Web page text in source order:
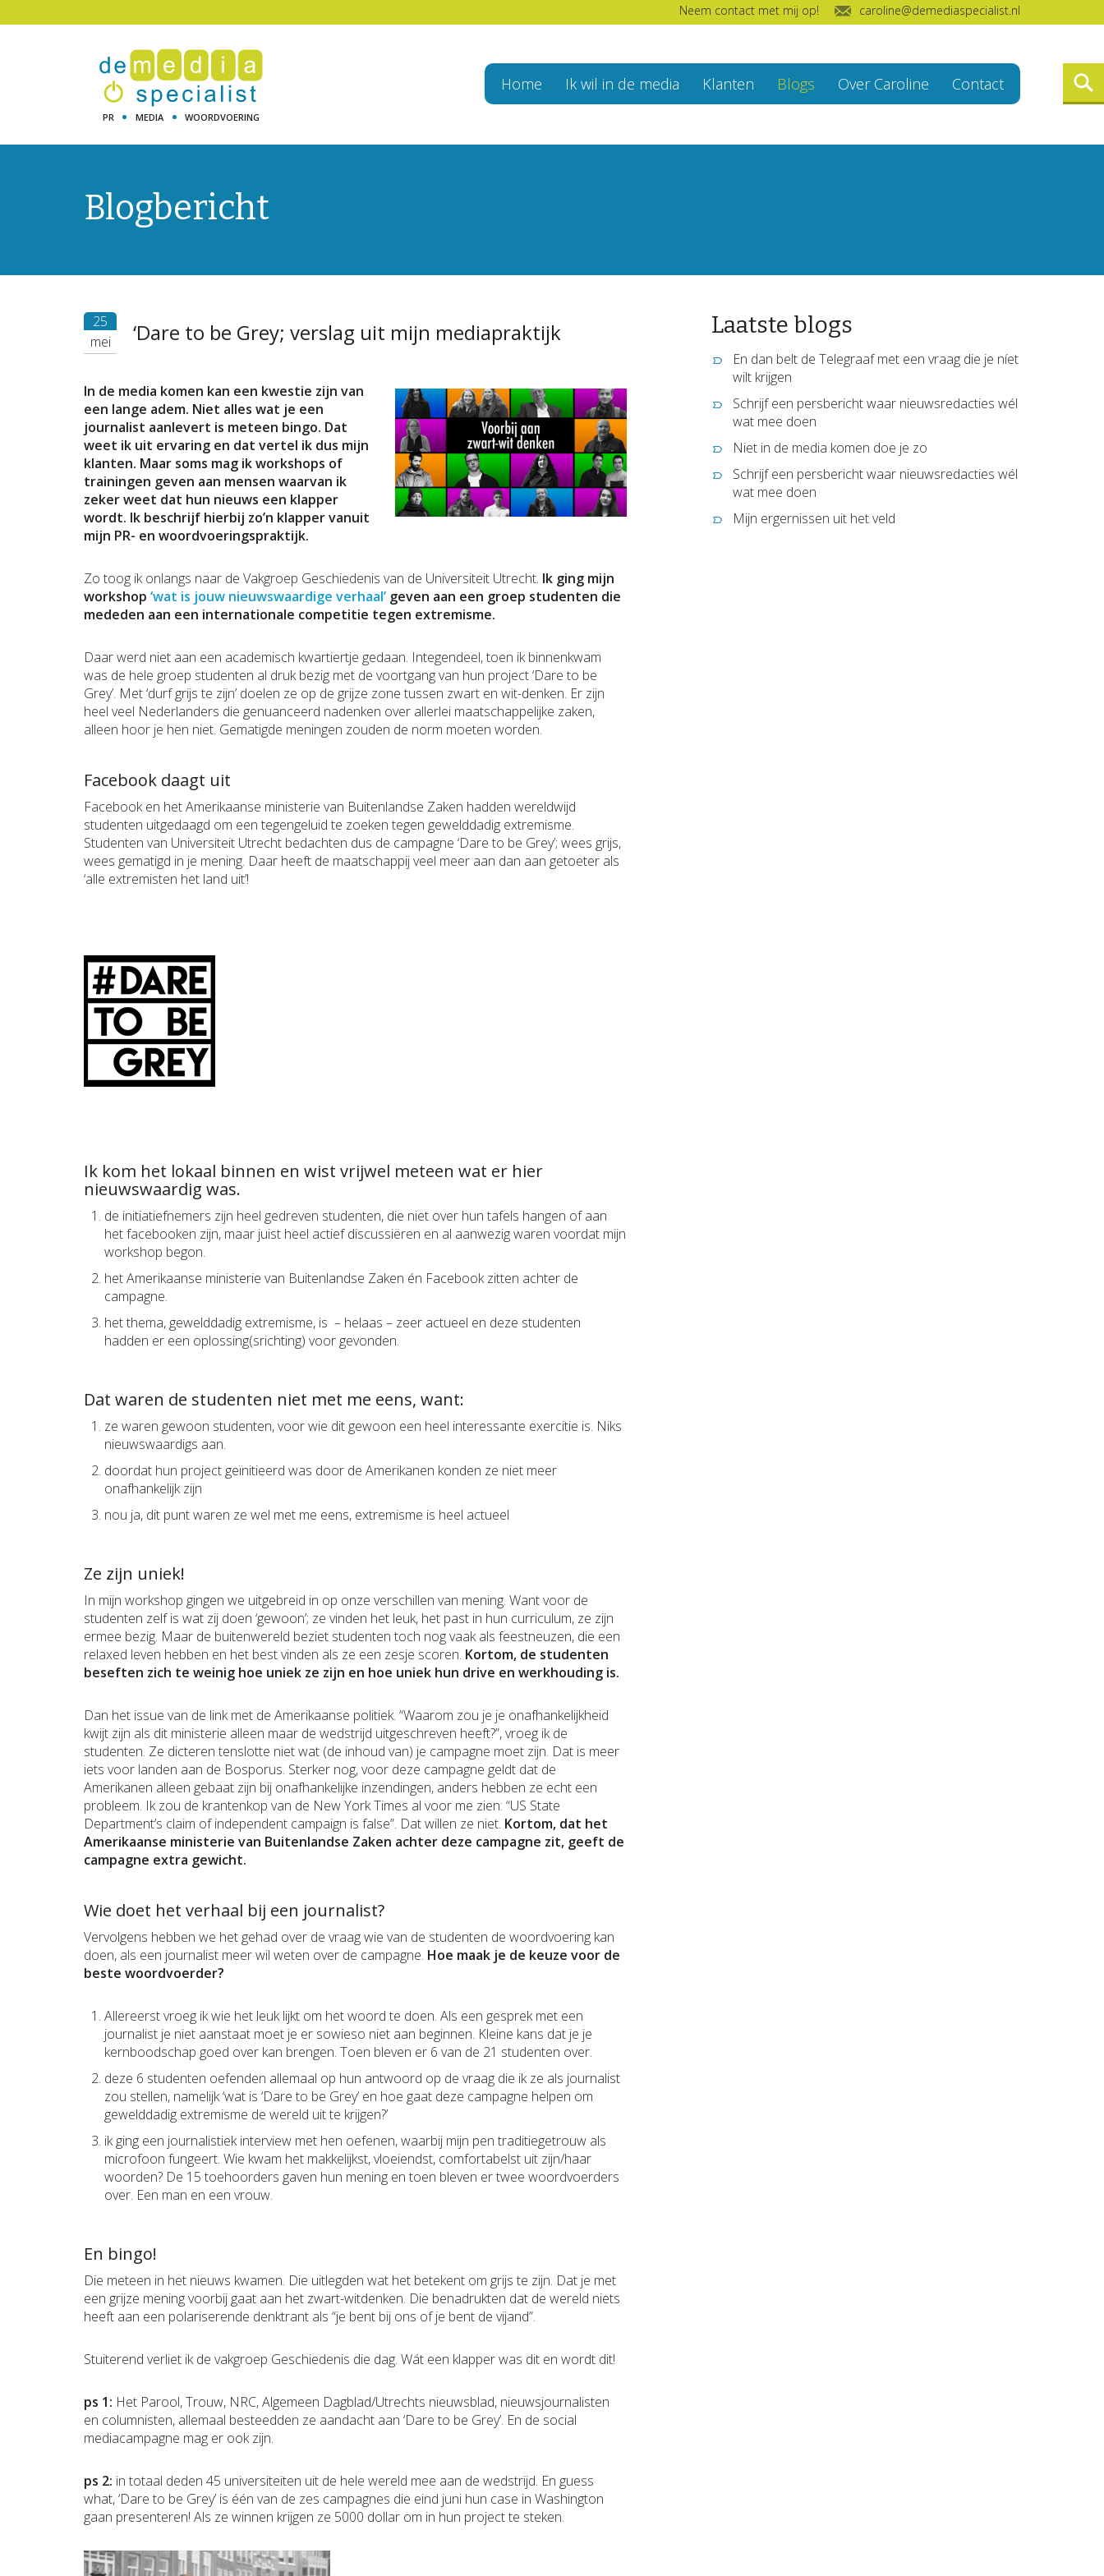
Neem contact met mij op! caroline@demediaspecialist.nl
PR MEDIA WOORDVOERING
Home Ik wil in de media Klanten Blogs Over Caroline Contact
Blogbericht
25
mei
‘Dare to be Grey; verslag uit mijn mediapraktijk
In de media komen kan een kwestie zijn van
een lange adem. Niet alles wat je een
journalist aanlevert is meteen bingo. Dat
weet ik uit ervaring en dat vertel ik dus mijn
klanten. Maar soms mag ik workshops of
trainingen geven aan mensen waarvan ik
zeker weet dat hun nieuws een klapper
wordt. Ik beschrijf hierbij zo’n klapper vanuit
mijn PR- en woordvoeringspraktijk.
Zo toog ik onlangs naar de Vakgroep Geschiedenis van de Universiteit Utrecht. Ik ging mijn
workshop ‘wat is jouw nieuwswaardige verhaal’ geven aan een groep studenten die
mededen aan een internationale competitie tegen extremisme.
Daar werd niet aan een academisch kwartiertje gedaan. Integendeel, toen ik binnenkwam
was de hele groep studenten al druk bezig met de voortgang van hun project ‘Dare to be
Grey’. Met ‘durf grijs te zijn’ doelen ze op de grijze zone tussen zwart en wit-denken. Er zijn
heel veel Nederlanders die genuanceerd nadenken over allerlei maatschappelijke zaken,
alleen hoor je hen niet. Gematigde meningen zouden de norm moeten worden.
Facebook daagt uit
Facebook en het Amerikaanse ministerie van Buitenlandse Zaken hadden wereldwijd
studenten uitgedaagd om een tegengeluid te zoeken tegen gewelddadig extremisme.
Studenten van Universiteit Utrecht bedachten dus de campagne ‘Dare to be Grey’; wees grijs,
wees gematigd in je mening. Daar heeft de maatschappij veel meer aan dan aan getoeter als
‘alle extremisten het land uit’!
Ik kom het lokaal binnen en wist vrijwel meteen wat er hier
nieuwswaardig was.
de initiatiefnemers zijn heel gedreven studenten, die niet over hun tafels hangen of aan
het facebooken zijn, maar juist heel actief discussiëren en al aanwezig waren voordat mijn
workshop begon.
het Amerikaanse ministerie van Buitenlandse Zaken én Facebook zitten achter de
campagne.
het thema, gewelddadig extremisme, is – helaas – zeer actueel en deze studenten
hadden er een oplossing(srichting) voor gevonden.
Dat waren de studenten niet met me eens, want:
ze waren gewoon studenten, voor wie dit gewoon een heel interessante exercitie is. Niks
nieuwswaardigs aan.
doordat hun project geïnitieerd was door de Amerikanen konden ze niet meer
onafhankelijk zijn
nou ja, dit punt waren ze wel met me eens, extremisme is heel actueel
Ze zijn uniek!
In mijn workshop gingen we uitgebreid in op onze verschillen van mening. Want voor de
studenten zelf is wat zij doen ‘gewoon’; ze vinden het leuk, het past in hun curriculum, ze zijn
ermee bezig. Maar de buitenwereld beziet studenten toch nog vaak als feestneuzen, die een
relaxed leven hebben en het best vinden als ze een zesje scoren. Kortom, de studenten
beseften zich te weinig hoe uniek ze zijn en hoe uniek hun drive en werkhouding is.
Dan het issue van de link met de Amerikaanse politiek. “Waarom zou je je onafhankelijkheid
kwijt zijn als dit ministerie alleen maar de wedstrijd uitgeschreven heeft?”, vroeg ik de
studenten. Ze dicteren tenslotte niet wat (de inhoud van) je campagne moet zijn. Dat is meer
iets voor landen aan de Bosporus. Sterker nog, voor deze campagne geldt dat de
Amerikanen alleen gebaat zijn bij onafhankelijke inzendingen, anders hebben ze echt een
probleem. Ik zou de krantenkop van de New York Times al voor me zien: “US State
Department’s claim of independent campaign is false”. Dat willen ze niet. Kortom, dat het
Amerikaanse ministerie van Buitenlandse Zaken achter deze campagne zit, geeft de
campagne extra gewicht.
Wie doet het verhaal bij een journalist?
Vervolgens hebben we het gehad over de vraag wie van de studenten de woordvoering kan
doen, als een journalist meer wil weten over de campagne. Hoe maak je de keuze voor de
beste woordvoerder?
Allereerst vroeg ik wie het leuk lijkt om het woord te doen. Als een gesprek met een
journalist je niet aanstaat moet je er sowieso niet aan beginnen. Kleine kans dat je je
kernboodschap goed over kan brengen. Toen bleven er 6 van de 21 studenten over.
deze 6 studenten oefenden allemaal op hun antwoord op de vraag die ik ze als journalist
zou stellen, namelijk ‘wat is ‘Dare to be Grey’ en hoe gaat deze campagne helpen om
gewelddadig extremisme de wereld uit te krijgen?’
ik ging een journalistiek interview met hen oefenen, waarbij mijn pen traditiegetrouw als
microfoon fungeert. Wie kwam het makkelijkst, vloeiendst, comfortabelst uit zijn/haar
woorden? De 15 toehoorders gaven hun mening en toen bleven er twee woordvoerders
over. Een man en een vrouw.
En bingo!
Die meteen in het nieuws kwamen. Die uitlegden wat het betekent om grijs te zijn. Dat je met
een grijze mening voorbij gaat aan het zwart-witdenken. Die benadrukten dat de wereld niets
heeft aan een polariserende denktrant als “je bent bij ons of je bent de vijand”.
Stuiterend verliet ik de vakgroep Geschiedenis die dag. Wát een klapper was dit en wordt dit!
ps 1: Het Parool, Trouw, NRC, Algemeen Dagblad/Utrechts nieuwsblad, nieuwsjournalisten
en columnisten, allemaal besteedden ze aandacht aan ‘Dare to be Grey’. En de social
mediacampagne mag er ook zijn.
ps 2: in totaal deden 45 universiteiten uit de hele wereld mee aan de wedstrijd. En guess
what, ‘Dare to be Grey’ is één van de zes campagnes die eind juni hun case in Washington
gaan presenteren! Als ze winnen krijgen ze 5000 dollar om in hun project te steken.
Laatste blogs
En dan belt de Telegraaf met een vraag die je níet
wilt krijgen
Schrijf een persbericht waar nieuwsredacties wél
wat mee doen
Niet in de media komen doe je zo
Schrijf een persbericht waar nieuwsredacties wél
wat mee doen
Mijn ergernissen uit het veld